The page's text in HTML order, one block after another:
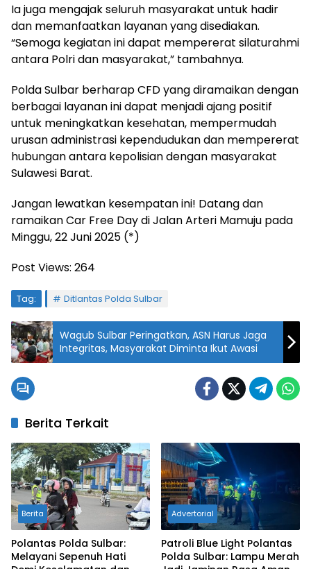
Ia juga mengajak seluruh masyarakat untuk hadir
dan memanfaatkan layanan yang disediakan.
“Semoga kegiatan ini dapat mempererat silaturahmi
antara Polri dan masyarakat,” tambahnya.
Polda Sulbar berharap CFD yang diramaikan dengan
berbagai layanan ini dapat menjadi ajang positif
untuk meningkatkan kesehatan, mempermudah
urusan administrasi kependudukan dan mempererat
hubungan antara kepolisian dengan masyarakat
Sulawesi Barat.
Jangan lewatkan kesempatan ini! Datang dan
ramaikan Car Free Day di Jalan Arteri Mamuju pada
Minggu, 22 Juni 2025 (*)
Post Views: 264
Tag: Ditlantas Polda Sulbar
Wagub Sulbar Peringatkan, ASN Harus Jaga
Integritas, Masyarakat Diminta Ikut Awasi
Berita Terkait
Berita
Polantas Polda Sulbar:
Melayani Sepenuh Hati
Advertorial
Patroli Blue Light Polantas
Polda Sulbar: Lampu Merah